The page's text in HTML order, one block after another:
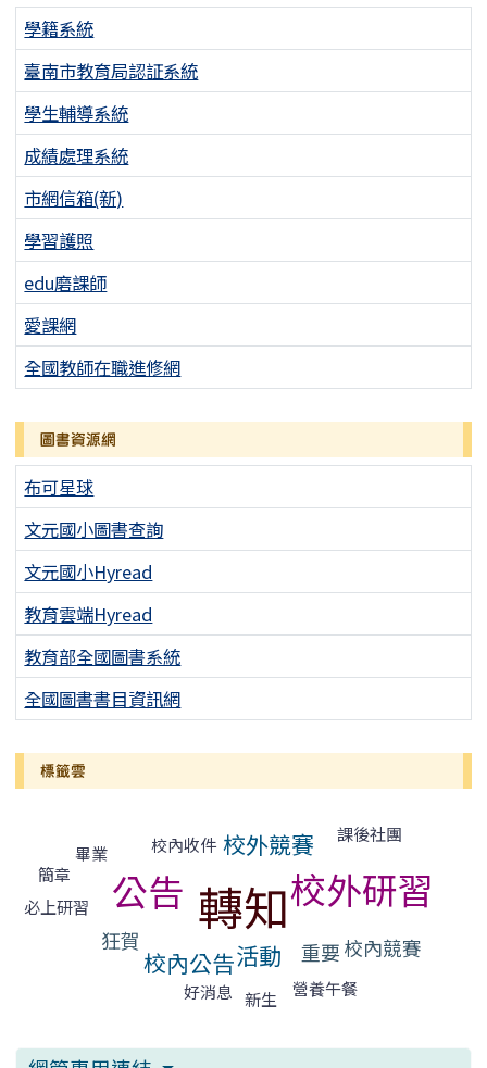
學籍系統
臺南市教育局認証系統
學生輔導系統
成績處理系統
市網信箱(新)
學習護照
edu磨課師
愛課網
全國教師在職進修網
圖書資源網
布可星球
文元國小圖書查詢
文元國小Hyread
教育雲端Hyread
教育部全國圖書系統
全國圖書書目資訊網
標籤雲
畢業 校內收件 校外競賽
課後社團
簡章
公告 轉知校外研習
必上研習
狂賀
校內公告活動 重要校內競賽
好消息 新生 營養午餐